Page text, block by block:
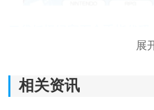
快速升级 020241F0
不遇敌 820375D4 0000
展
相关资讯